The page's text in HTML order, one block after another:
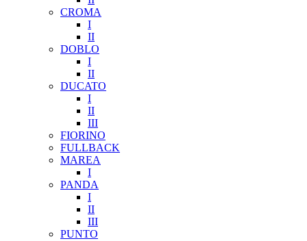
CROMA
I
II
DOBLO
I
II
DUCATO
I
II
III
FIORINO
FULLBACK
MAREA
I
PANDA
I
II
III
PUNTO